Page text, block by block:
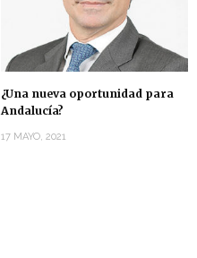
¿Una nueva oportunidad para
Andalucía?
17 MAYO, 2021